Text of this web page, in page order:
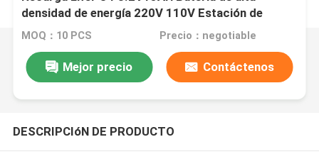
densidad de energía 220V 110V Estación de
energía portátil con LCD para herramientas
MOQ：10 PCS Precio：negotiable
Mejor precio Contáctenos
DESCRIPCIóN DE PRODUCTO